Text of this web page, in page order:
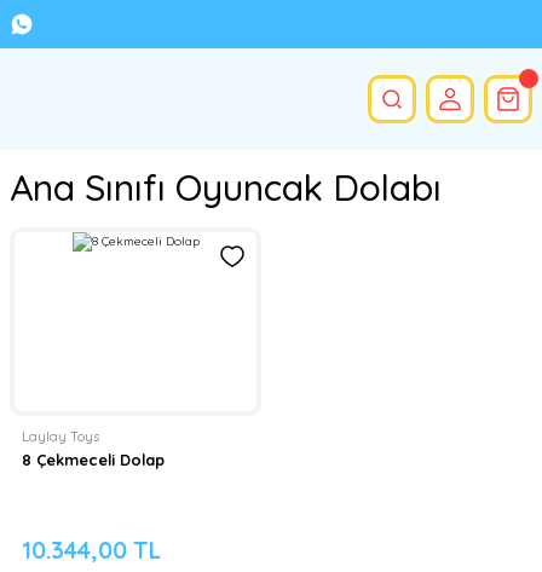
Ana Sınıfı Oyuncak Dolabı
Laylay Toys
8 Çekmeceli Dolap
10.344,00 TL